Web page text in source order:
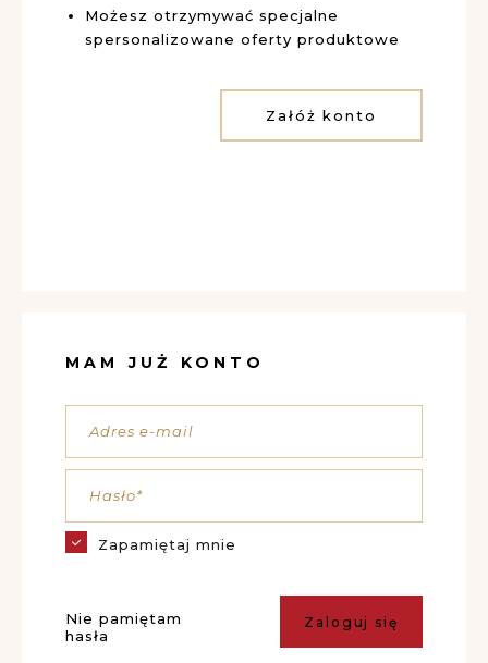
MAM JUŻ KONTO
Adres e-mail
Hasło*
Zapamiętaj mnie
Zaloguj się
Nie pamiętam
hasła
Załóż konto
Możesz otrzymywać specjalne
spersonalizowane oferty produktowe